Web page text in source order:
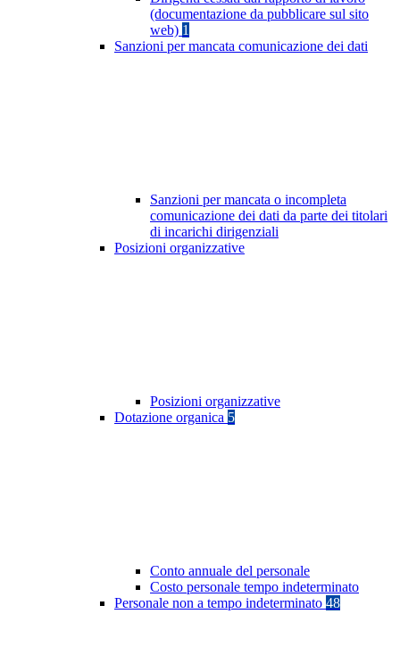
(documentazione da pubblicare sul sito
web) 1
Sanzioni per mancata comunicazione dei dati
Sanzioni per mancata o incompleta
comunicazione dei dati da parte dei titolari
di incarichi dirigenziali
Posizioni organizzative
Posizioni organizzative
Dotazione organica 5
Conto annuale del personale
Costo personale tempo indeterminato
Personale non a tempo indeterminato 48